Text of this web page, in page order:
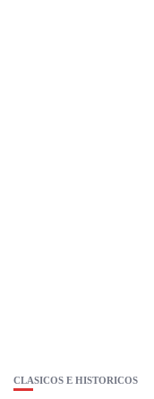
CLASICOS E HISTORICOS